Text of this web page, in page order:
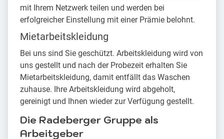
mit Ihrem Netzwerk teilen und werden bei
erfolgreicher Einstellung mit einer Prämie belohnt.
Mietarbeitskleidung
Bei uns sind Sie geschützt. Arbeitskleidung wird von
uns gestellt und nach der Probezeit erhalten Sie
Mietarbeitskleidung, damit entfällt das Waschen
zuhause. Ihre Arbeitskleidung wird abgeholt,
gereinigt und Ihnen wieder zur Verfügung gestellt.
Die Radeberger Gruppe als
Arbeitgeber